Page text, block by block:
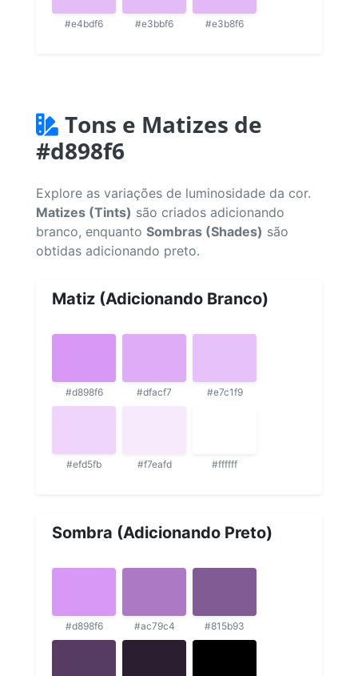
#e4bdf6 #e3bbf6 #e3b8f6
Tons e Matizes de
#d898f6
Explore as variações de luminosidade da cor.
Matizes (Tints) são criados adicionando
branco, enquanto Sombras (Shades) são
obtidas adicionando preto.
Matiz (Adicionando Branco)
#d898f6 #dfacf7 #e7c1f9
#efd5fb #f7eafd #ffffff
Sombra (Adicionando Preto)
#d898f6 #ac79c4 #815b93